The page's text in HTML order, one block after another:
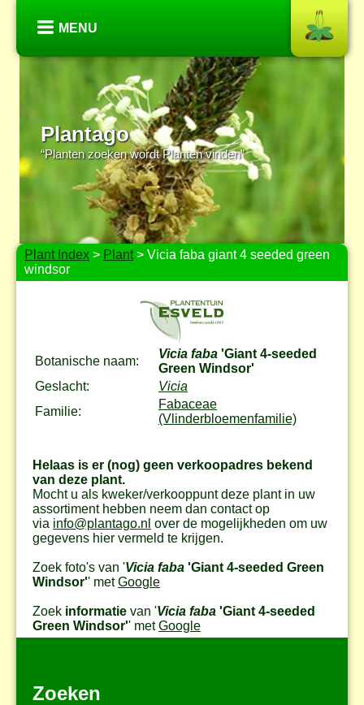
MENU
Plantago
“Planten zoeken wordt Planten vinden”
Plant Index > Plant> Vicia faba giant 4 seeded green
windsor
Botanische naam:
Vicia faba 'Giant 4-seeded
Green Windsor'
Geslacht:
Vicia
Familie:
Fabaceae
(Vlinderbloemenfamilie)
Helaas is er (nog) geen verkoopadres bekend
van deze plant.
Mocht u als kweker/verkooppunt deze plant in uw
assortiment hebben neem dan contact op
via info@plantago.nl over de mogelijkheden om uw
gegevens hier vermeld te krijgen.
Zoek foto's van 'Vicia faba 'Giant 4-seeded Green
Windsor'' metGoogle
Zoek informatie van 'Vicia faba 'Giant 4-seeded
Green Windsor'' metGoogle
Zoeken